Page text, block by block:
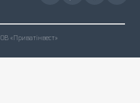
«Приватінвест»